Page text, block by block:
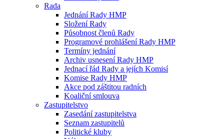
Rada
Jednání Rady HMP
Složení Rady
Působnost členů Rady
Programové prohlášení Rady HMP
Termíny jednání
Archiv usnesení Rady HMP
Jednací řád Rady a jejích Komisí
Komise Rady HMP
Akce pod záštitou radních
Koaliční smlouva
Zastupitelstvo
Zasedání zastupitelstva
Seznam zastupitelů
Politické kluby